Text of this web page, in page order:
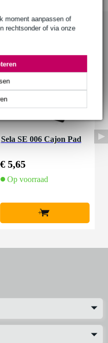
moment aanpassen of
rechtsonder of via onze
Sela SE 006 Cajon Pad
€ 5,65
Op voorraad
+